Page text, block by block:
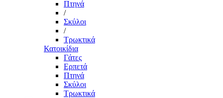
Πτηνά
/
Σκύλοι
/
Τρωκτικά
Κατοικίδια
Γάτες
Ερπετά
Πτηνά
Σκύλοι
Τρωκτικά